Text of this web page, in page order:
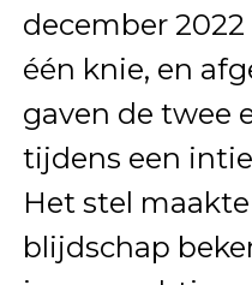
december
één knie, en
gaven de twee
tijdens een
Het stel
blijdschap